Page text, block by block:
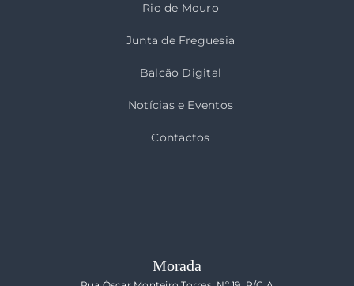
Rio de Mouro
Junta de Freguesia
Balcão Digital
Notícias e Eventos
Contactos
Morada